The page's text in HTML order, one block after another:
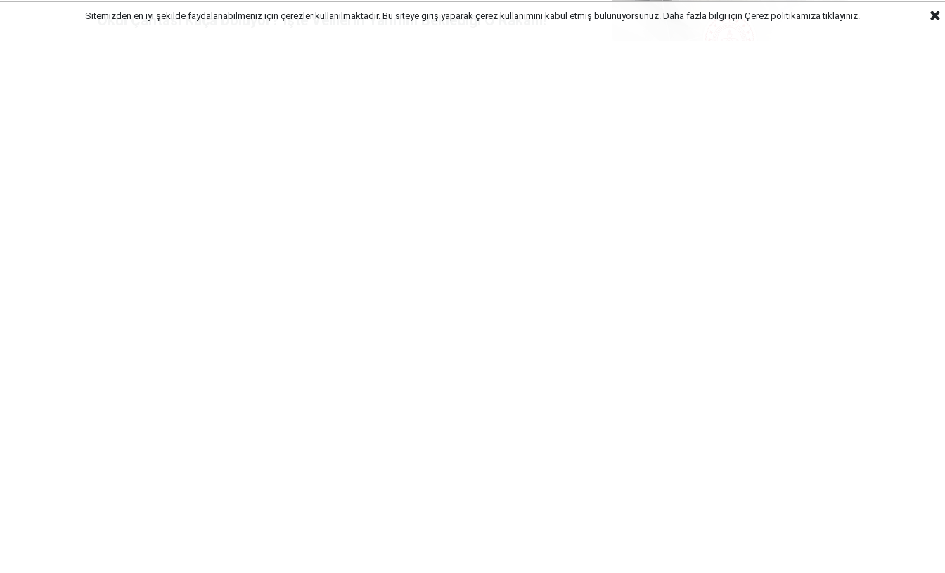
Okul Çantası Kaça Doluyor? İşte Velilerin Yanıtını Beklediği O Rakam!
Sitemizden en iyi şekilde faydalanabilmeniz için çerezler kullanılmaktadır. Bu siteye giriş yaparak çerez kullanımını kabul etmiş bulunuyorsunuz. Daha fazla bilgi için Çerez politikamızatıklayınız.